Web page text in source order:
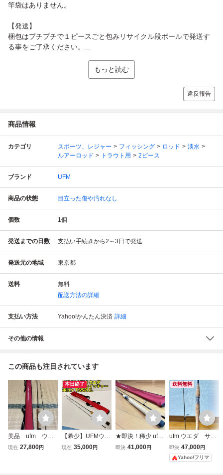
竿袋はありません。
【発送】
梱包はプチプチで１ピースごと包みリサイクル段ボールで発送す
る事をご了承ください。...
もっと読む
違反報告
商品情報
カテゴリ スポーツ、レジャー フィッシング ロッド
淡水
ルアーロッド
トラウト用 2ピース
ブランド UFM
商品の状態 目立った傷や汚れなし
個数 1個
発送までの日数 支払い手続きから2～3日で発送
発送元の地域 東京都
送料
無料
配送方法の詳細
支払い方法 Yahoo!かんたん決済 詳細
その他の情報
この商品も注目されています
美品 ufm ウエ
ダ ストリームト
現在 27,800円
本日終了
【希少】UFMウエ
ダ ストリームト
現在 35,000円
★即決！稀少 ufm
ウエダ サーフェイ
即決 41,000円
送料無料
ufm ウエダ サー
フェイストィッチ
ャー64S BORON
STS64Si
即決 47,000円
Yahoo!フリマ